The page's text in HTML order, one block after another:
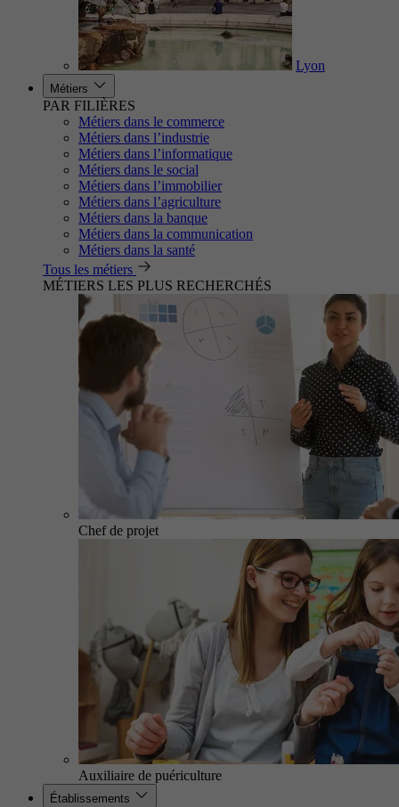
Lyon
Métiers
PAR FILIÈRES
Métiers dans le commerce
Métiers dans l’industrie
Métiers dans l’informatique
Métiers dans le social
Métiers dans l’immobilier
Métiers dans l’agriculture
Métiers dans la banque
Métiers dans la communication
Métiers dans la santé
Tous les métiers
MÉTIERS LES PLUS RECHERCHÉS
Chef de projet
Auxiliaire de puériculture
Établissements